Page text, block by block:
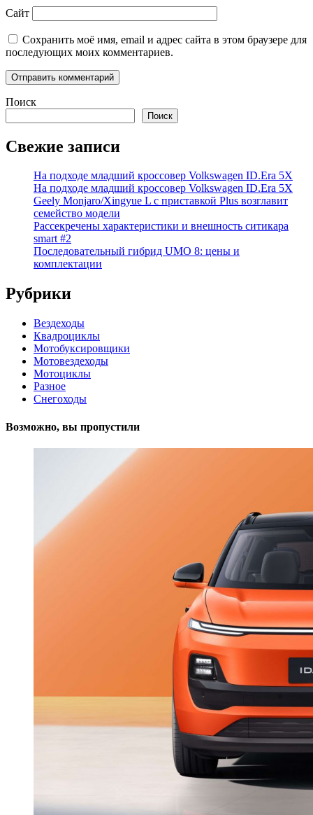
Сайт
Сохранить моё имя, email и адрес сайта в этом браузере для
последующих моих комментариев.
Поиск
Поиск
Свежие записи
На подходе младший кроссовер Volkswagen ID.Era 5X
На подходе младший кроссовер Volkswagen ID.Era 5X
Geely Monjaro/Xingyue L с приставкой Plus возглавит
семейство модели
Рассекречены характеристики и внешность ситикара
smart #2
Последовательный гибрид UMO 8: цены и
комплектации
Рубрики
Вездеходы
Квадроциклы
Мотобуксировщики
Мотовездеходы
Мотоциклы
Разное
Снегоходы
Возможно, вы пропустили